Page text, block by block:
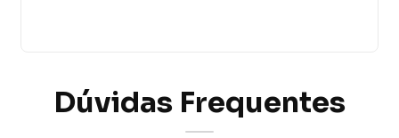
Dúvidas Frequentes